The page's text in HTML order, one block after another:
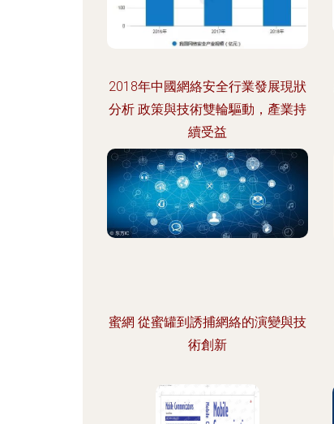
2018年中國網絡安全行業發展現狀
分析 政策與技術雙輪驅動，產業持
續受益
蜜網 從蜜罐到誘捕網絡的演變與技
術創新